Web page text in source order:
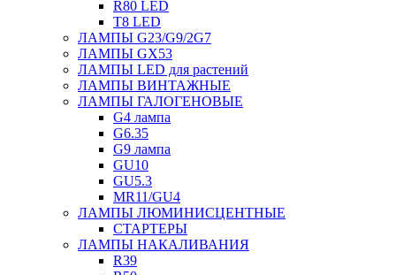
R80 LED
T8 LED
ЛАМПЫ G23/G9/2G7
ЛАМПЫ GX53
ЛАМПЫ LED для растений
ЛАМПЫ ВИНТАЖНЫЕ
ЛАМПЫ ГАЛОГЕНОВЫЕ
G4 лампа
G6.35
G9 лампа
GU10
GU5.3
MR11/GU4
ЛАМПЫ ЛЮМИНИСЦЕНТНЫЕ
СТАРТЕРЫ
ЛАМПЫ НАКАЛИВАНИЯ
R39